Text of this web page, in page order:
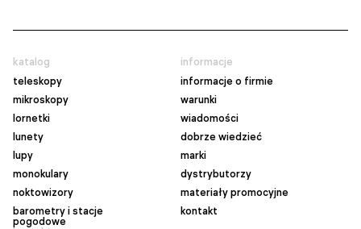
katalog
teleskopy
mikroskopy
lornetki
lunety
lupy
monokulary
noktowizory
barometry i stacje
pogodowe
informacje
informacje o firmie
warunki
wiadomości
dobrze wiedzieć
marki
dystrybutorzy
materiały promocyjne
kontakt